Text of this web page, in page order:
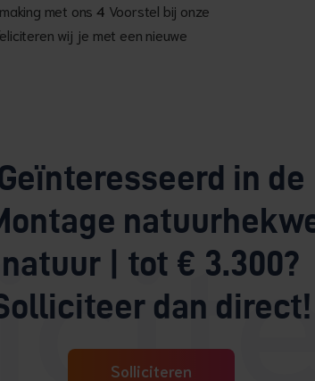
met ons4 Voorstel bij onze
wij je met een nieuwe
in de
natuur | tot € 3.300?
dan direct!
Solliciteren